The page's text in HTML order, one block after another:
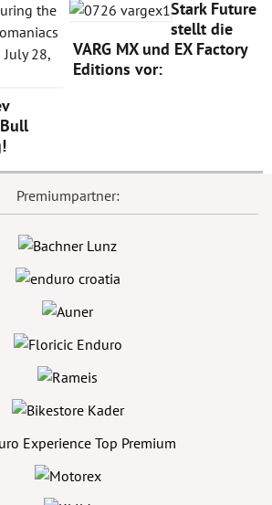
Stark Future
stellt die
VARG MX und EX Factory
Editions vor:
Premiumpartner: